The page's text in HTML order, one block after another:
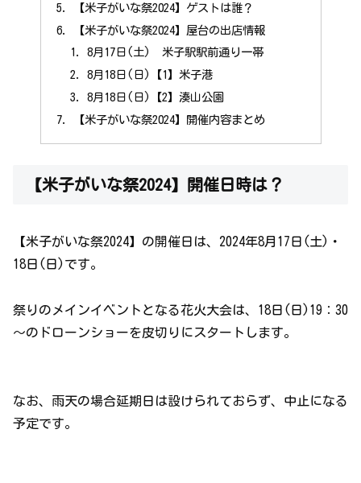
【米子がいな祭2024】ゲストは誰？
【米子がいな祭2024】屋台の出店情報
8月17日(土) 米子駅駅前通り一帯
8月18日(日)【1】米子港
8月18日(日)【2】湊山公園
【米子がいな祭2024】開催内容まとめ
【米子がいな祭2024】開催日時は？
【米子がいな祭2024】の開催日は、2024年8月17日(土)・
18日(日)です。
祭りのメインイベントとなる花火大会は、18日(日)19：30
～のドローンショーを皮切りにスタートします。
なお、雨天の場合延期日は設けられておらず、中止になる
予定です。